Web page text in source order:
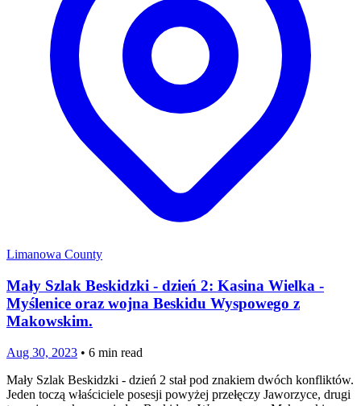
Limanowa County
Mały Szlak Beskidzki - dzień 2: Kasina Wielka -
Myślenice oraz wojna Beskidu Wyspowego z
Makowskim.
Aug 30, 2023 • 6 min read
Mały Szlak Beskidzki - dzień 2 stał pod znakiem dwóch konfliktów.
Jeden toczą właściciele posesji powyżej przełęczy Jaworzyce, drugi